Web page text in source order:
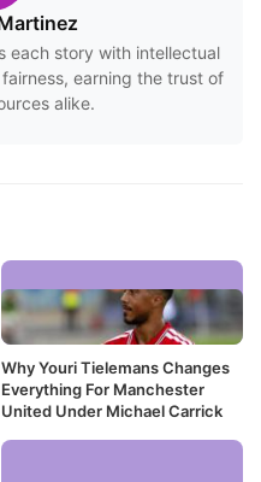
each story with intellectual
earning the trust of
alike.
Why Youri Tielemans Changes
Everything For Manchester
United Under Michael Carrick